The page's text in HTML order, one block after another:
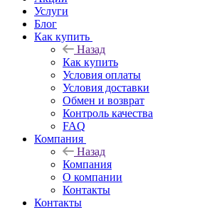
Услуги
Блог
Как купить
Назад
Как купить
Условия оплаты
Условия доставки
Обмен и возврат
Контроль качества
FAQ
Компания
Назад
Компания
О компании
Контакты
Контакты